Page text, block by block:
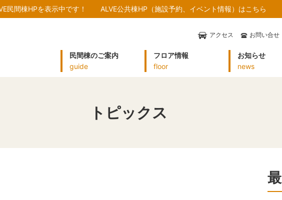
民間棟HPを表示中です！ ALVE公共棟HP（施設予約、イベント情報）はこちら
民間棟のご案内
guide
フロア情報
floor
お知らせ
news
アクセス お問い合せ
トピックス